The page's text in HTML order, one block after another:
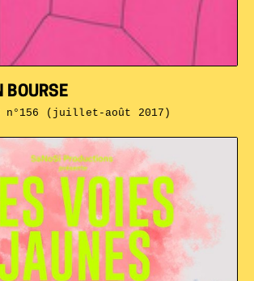
BOURSE
n°156 (juillet-août 2017)